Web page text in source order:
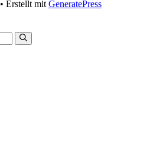
• Erstellt mit GeneratePress